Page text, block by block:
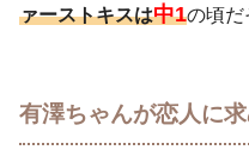
ァーストキスは中1の頃だ
有澤ちゃんが恋人に